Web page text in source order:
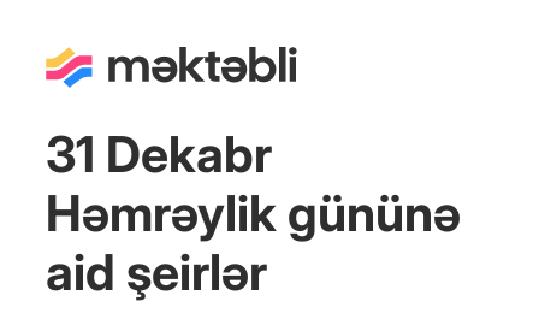
31 Dekabr
Həmrəylik gününə
aid şeirlər